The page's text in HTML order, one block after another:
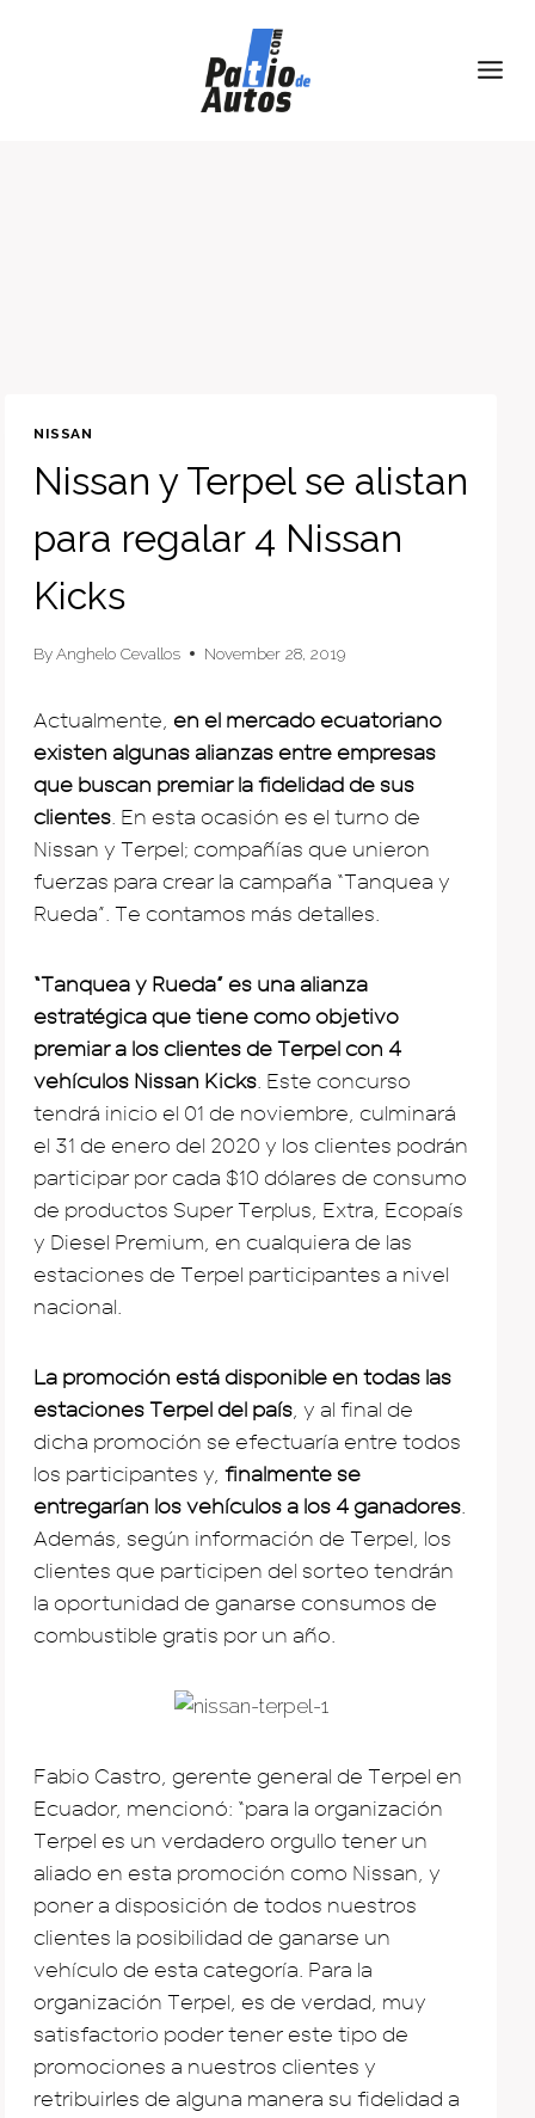
NISSAN
Nissan y Terpel se alistan
para regalar 4 Nissan
Kicks
ByAnghelo Cevallos November 28, 2019
Actualmente, en el mercado ecuatoriano
existen algunas alianzas entre empresas
que buscan premiar la fidelidad de sus
clientes . En esta ocasión es el turno de
Nissan y Terpel; compañías que unieron
fuerzas para crear la campaña “Tanquea y
Rueda”. Te contamos más detalles.
“Tanquea y Rueda” es una alianza
estratégica que tiene como objetivo
premiar a los clientes de Terpel con 4
vehículos Nissan Kicks . Este concurso
tendrá inicio el 01 de noviembre, culminará
el 31 de enero del 2020 y los clientes podrán
participar por cada $10 dólares de consumo
de productos Super Terplus, Extra, Ecopaís
y Diesel Premium, en cualquiera de las
estaciones de Terpel participantes a nivel
nacional.
La promoción está disponible en todas las
estaciones Terpel del país , y al final de
dicha promoción se efectuaría entre todos
los participantes y, finalmente se
entregarían los vehículos a los 4 ganadores
Además, según información de Terpel, los
clientes que participen del sorteo tendrán
la oportunidad de ganarse consumos de
combustible gratis por un año.
Fabio Castro, gerente general de Terpel en
Ecuador, mencionó: “para la organización
Terpel es un verdadero orgullo tener un
aliado en esta promoción como Nissan, y
poner a disposición de todos nuestros
clientes la posibilidad de ganarse un
vehículo de esta categoría. Para la
organización Terpel, es de verdad, muy
satisfactorio poder tener este tipo de
promociones a nuestros clientes y
retribuirles de alguna manera su fidelidad a